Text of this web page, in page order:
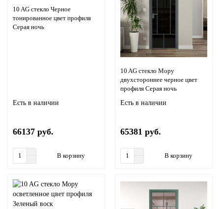
10 AG стекло Черное
тонированное цвет профиля
Серая ночь
Есть в наличии
66137 руб.
В корзину
10 AG стекло Мору
двухстороннее черное цвет
профиля Серая ночь
Есть в наличии
65381 руб.
В корзину